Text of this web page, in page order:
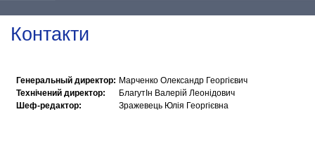
Контакти
Генеральный директор: Марченко Олександр Георгієвич
Технічений директор:
БлагутІн Валерій Леонідович
Шеф-редактор:
Зражевець Юлія Георгієвна